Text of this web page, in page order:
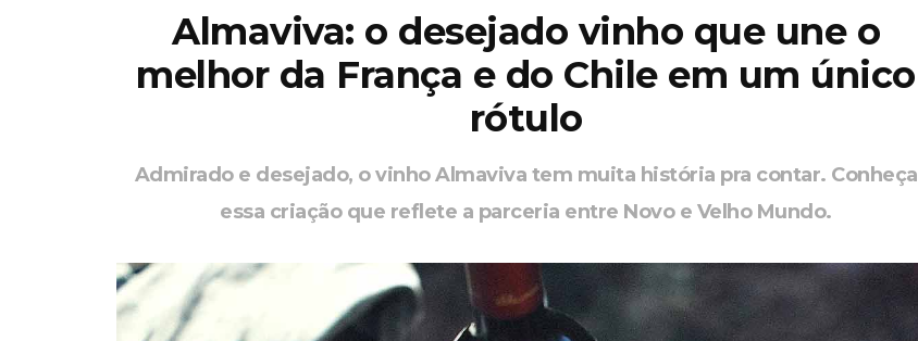
Almaviva: o desejado vinho que une o
melhor da França e do Chile em um único
rótulo
Admirado e desejado, o vinho Almaviva tem muita história pra contar. Conheça
essa criação que reflete a parceria entre Novo e Velho Mundo.